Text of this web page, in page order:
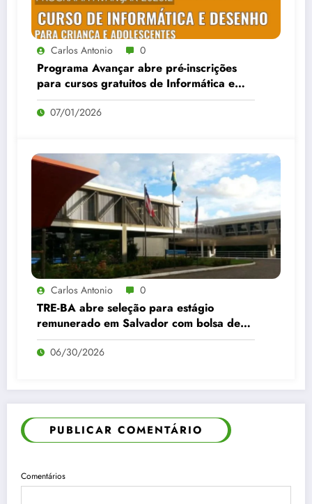
Carlos Antonio 0
Programa Avançar abre pré-inscrições
para cursos gratuitos de Informática e
Desenho no Bairro da Paz
07/01/2026
Carlos Antonio 0
TRE-BA abre seleção para estágio
remunerado em Salvador com bolsa de
R$ 1,1 mil; veja como participar
06/30/2026
PUBLICAR COMENTÁRIO
Comentários